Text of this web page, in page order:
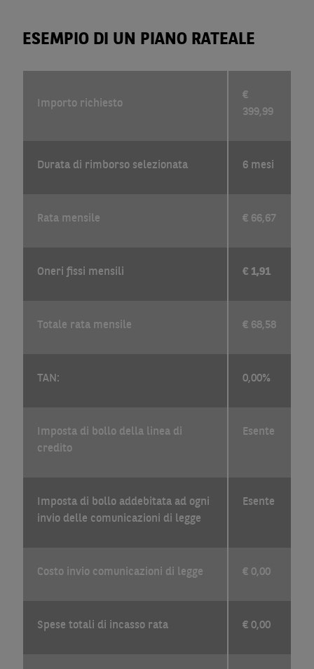
ESEMPIO DI UN PIANO RATEALE
Importo richiesto
€
399,99
Durata di rimborso selezionata 6 mesi
Rata mensile € 66,67
Oneri fissi mensili € 1,91
Totale rata mensile € 68,58
TAN: 0,00%
Imposta di bollo della linea di
credito
Esente
Imposta di bollo addebitata ad ogni
invio delle comunicazioni di legge
Esente
Costo invio comunicazioni di legge € 0,00
Spese totali di incasso rata € 0,00